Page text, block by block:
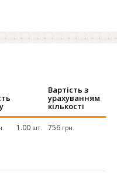
Вартість з
урахуванням
кількості
1.00 шт. 756 грн.